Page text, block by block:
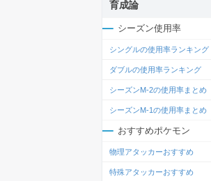
育成論
シーズン使用率
シングルの使用率ランキング
ダブルの使用率ランキング
シーズンM-2の使用率まとめ
シーズンM-1の使用率まとめ
おすすめポケモン
物理アタッカーおすすめ
特殊アタッカーおすすめ